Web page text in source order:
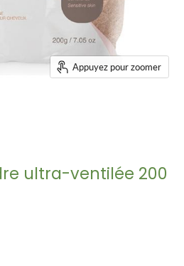
Appuyez pour zoomer
ultra-ventilée 200